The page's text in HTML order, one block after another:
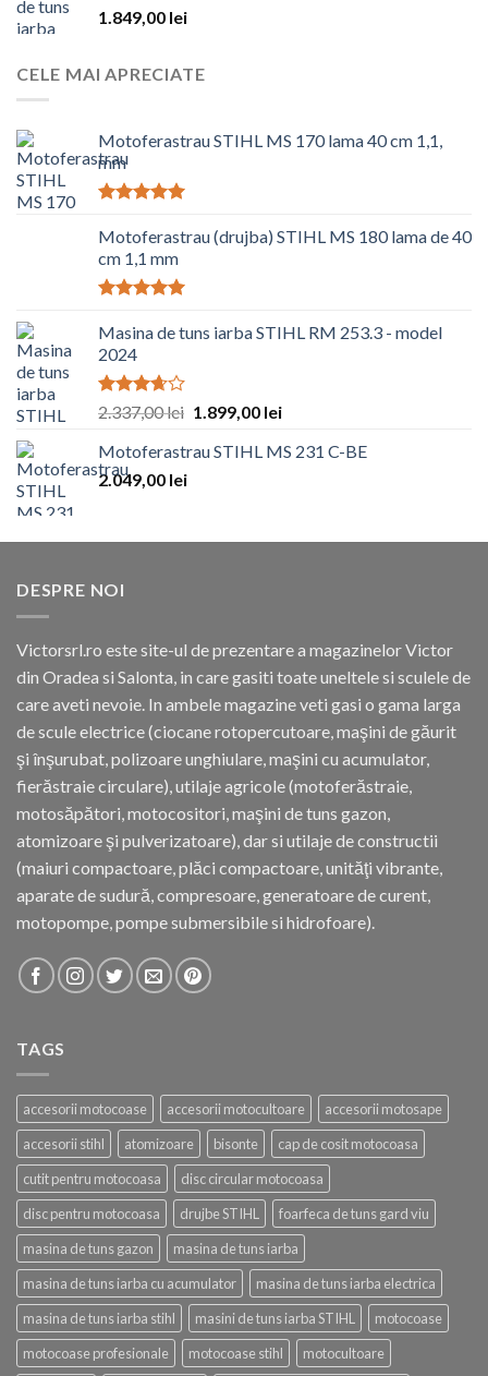
1.849,00 lei
CELE MAI APRECIATE
Motoferastrau STIHL MS 170 lama 40 cm 1,1,
mm
5.00din 5
Motoferastrau (drujba) STIHL MS 180 lama de 40
cm 1,1 mm
5.00din 5
Masina de tuns iarba STIHL RM 253.3 - model
2024
Evaluat
3.67
din 5
2.337,00lei 1.899,00 lei
Motoferastrau STIHL MS 231 C-BE
2.049,00 lei
DESPRE NOI
Victorsrl.ro este site-ul de prezentare a magazinelor Victor
din Oradea si Salonta, in care gasiti toate uneltele si sculele de
care aveti nevoie. In ambele magazine veti gasi o gama larga
de scule electrice (ciocane rotopercutoare, maşini de găurit
şi înşurubat, polizoare unghiulare, maşini cu acumulator,
fierăstraie circulare), utilaje agricole (motoferăstraie,
motosăpători, motocositori, maşini de tuns gazon,
atomizoare şi pulverizatoare), dar si utilaje de constructii
(maiuri compactoare, plăci compactoare, unităţi vibrante,
aparate de sudură, compresoare, generatoare de curent,
motopompe, pompe submersibile si hidrofoare).
TAGS
accesorii motocoase accesorii motocultoare
accesorii motosape
accesorii stihl
atomizoare bisonte
cap de cosit motocoasa
cutit pentru motocoasa
disc circular motocoasa
disc pentru motocoasa
drujbe STIHL
foarfeca de tuns gard viu
masina de tuns gazon
masina de tuns iarba
masina de tuns iarba cu acumulator
masina de tuns iarba electrica
masina de tuns iarba stihl
masini de tuns iarba STIHL
motocoase
motocoase profesionale
motocoase stihl motocultoare